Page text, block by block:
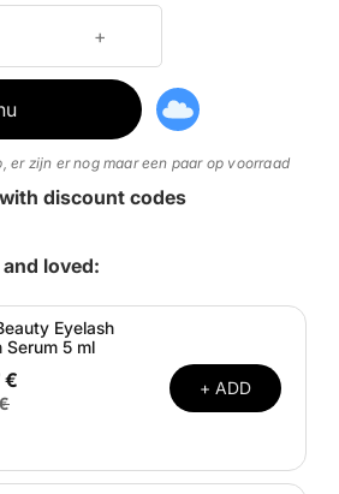
er zijn er nog maar een paar op voorraad
discount codes
loved:
Eyelash
Serum 5 ml
€ + ADD